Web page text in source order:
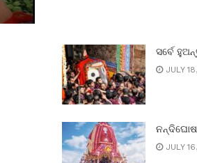
ସର୍ବେ
JULY
JULY